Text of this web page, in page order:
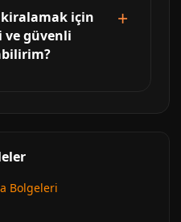
kiralamak için
güvenli
Bolgeleri